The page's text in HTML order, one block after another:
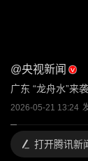
@央视新闻
广东 “龙舟水”来
2026-05-21 13:24
打开腾讯新